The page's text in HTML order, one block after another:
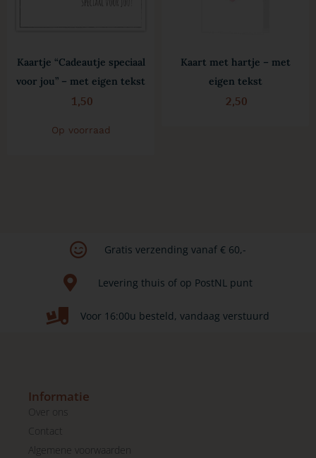
Kaartje “Cadeautje speciaal
voor jou” – met eigen tekst
1,50
Op voorraad
Kaart met hartje – met
eigen tekst
2,50
Gratis verzending vanaf € 60,-​
Levering thuis of op PostNL punt​
Voor 16:00u besteld, vandaag verstuurd
Informatie
Over ons
Contact
Algemene voorwaarden